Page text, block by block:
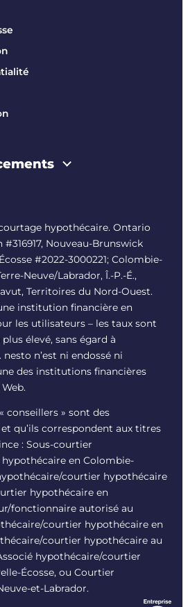
hypothécaire. Ontario
#316917, Nouveau-Brunswick
#2022-3000221; Colombie-
Neuve/Labrador, Î.-P.-É.,
Territoires du Nord-Ouest.
institution financière en
les utilisateurs – les taux sont
élevé, sans égard à
n’est ni endossé ni
des institutions financières
conseillers » sont des
qu’ils correspondent aux titres
: Sous-courtier
en Colombie-
courtier hypothécaire
hypothécaire en
fonctionnaire autorisé au
courtier hypothécaire en
courtier hypothécaire au
hypothécaire/courtier
Écosse, ou Courtier
et-Labrador.